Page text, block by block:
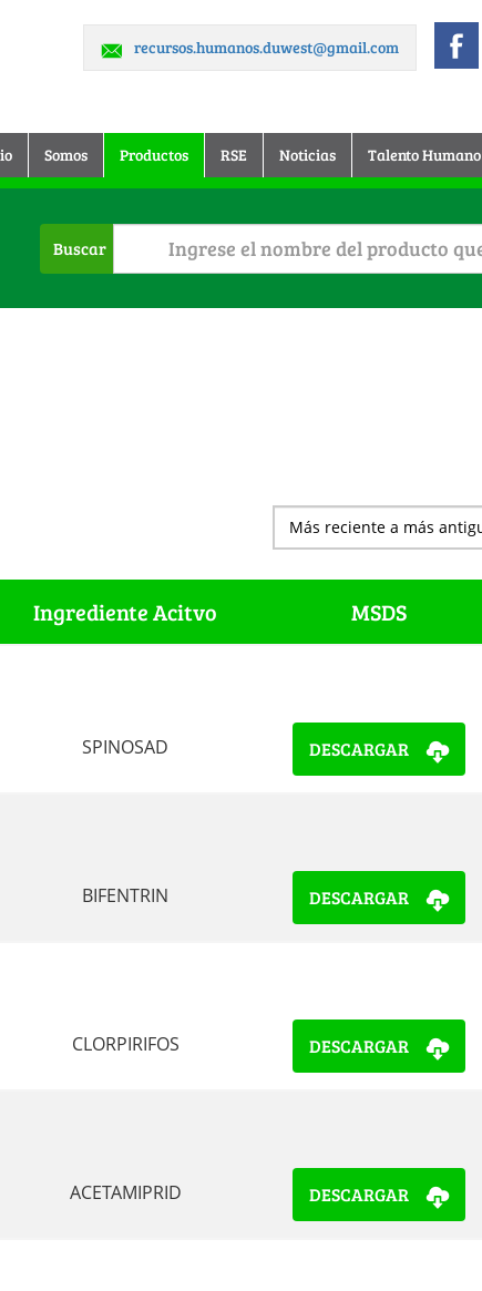
recursos.humanos.duwest@gmail.com
(current)
Somos Productos RSE Noticias Talento Humano
Buscar
Ingrediente Acitvo MSDS
SPINOSAD DESCARGAR
BIFENTRIN DESCARGAR
CLORPIRIFOS DESCARGAR
ACETAMIPRID DESCARGAR